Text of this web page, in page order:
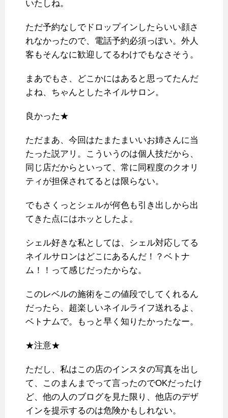
いたしね。
ただ予約なしでドロップインしたらいい顔さ
れなかったので、電話予約必須っぽい。外人
客もそんなに歓迎してるわけでもなさそう。
まあでもさ、どこかにはあると思ってたんだ
よね、ちゃんとしたネイルサロン。
良かった★
ただまあ、今回はたまたまいいお姉さんに当
たった説アリ。こういうのは個人技だから、
同じ店だからといって、常に同程度のクオリ
ティが担保されてるとは限らない。
でもさくっとシェルが何色も引き出しから出
てきた点にはホッとしたよ。
シェル好きな私としては、シェル対応してる
ネイルサロンはどこにあるんだ！？ベトナ
ム！！って感じだったからな。
このレベルの施術をこの値段でしてくれるん
だったら、超楽しいネイルライフ送れるよ、
ベトナムで。もっと早く知りたかったなー。
★注意★
ただし、私はこの店のインスタの写真を出し
て、このまんまでって言ったのでOKだったけ
ど、他の人のブログを見た限り、他店のデザ
インを提示するのは危険かもしれない。